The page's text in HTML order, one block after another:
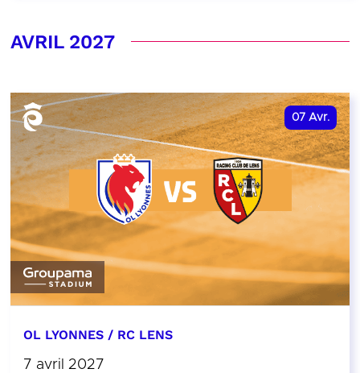
AVRIL 2027
07 Avr.
OL LYONNES / RC LENS
7 avril 2027